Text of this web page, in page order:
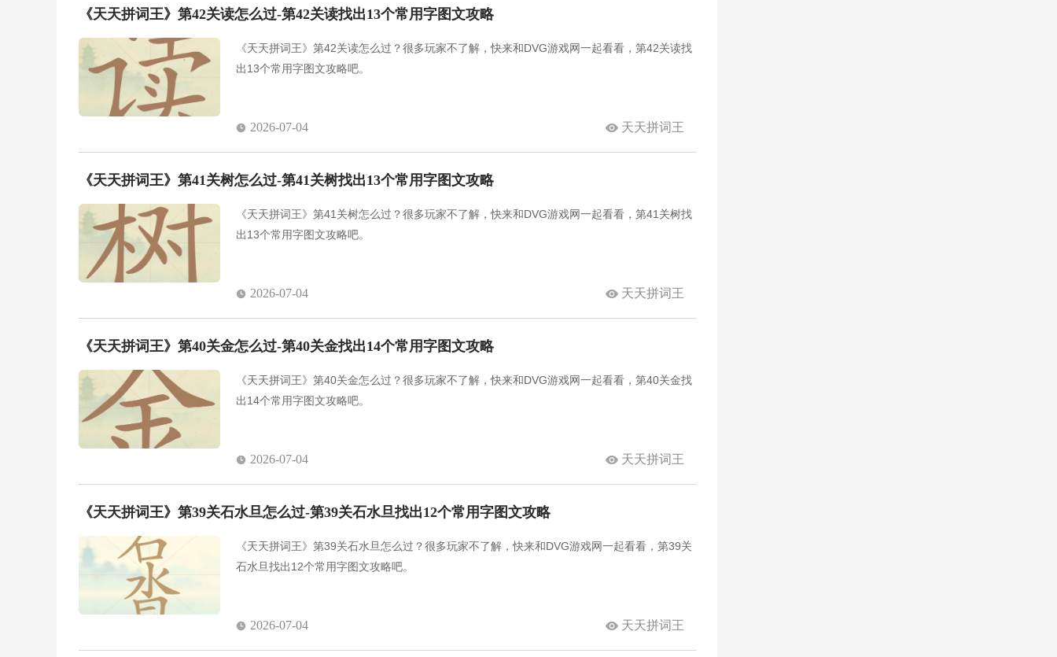
《天天拼词王》第42关读怎么过-第42关读找出13个常用字图文攻略
《天天拼词王》第42关读怎么过？很多玩家不了解，快来和DVG游戏网一起看看，第42关读找
出13个常用字图文攻略吧。
2026-07-04 天天拼词王
《天天拼词王》第41关树怎么过-第41关树找出13个常用字图文攻略
《天天拼词王》第41关树怎么过？很多玩家不了解，快来和DVG游戏网一起看看，第41关树找
出13个常用字图文攻略吧。
2026-07-04 天天拼词王
《天天拼词王》第40关金怎么过-第40关金找出14个常用字图文攻略
《天天拼词王》第40关金怎么过？很多玩家不了解，快来和DVG游戏网一起看看，第40关金找
出14个常用字图文攻略吧。
2026-07-04 天天拼词王
《天天拼词王》第39关石水旦怎么过-第39关石水旦找出12个常用字图文攻略
《天天拼词王》第39关石水旦怎么过？很多玩家不了解，快来和DVG游戏网一起看看，第39关
石水旦找出12个常用字图文攻略吧。
2026-07-04 天天拼词王